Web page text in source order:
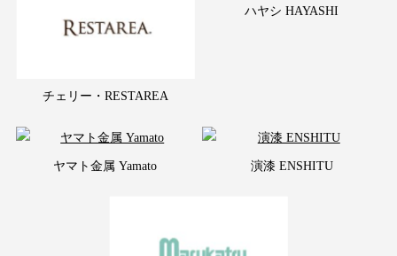
チェリー・RESTAREA
ハヤシ HAYASHI
ヤマト金属 Yamato 演漆 ENSHITU